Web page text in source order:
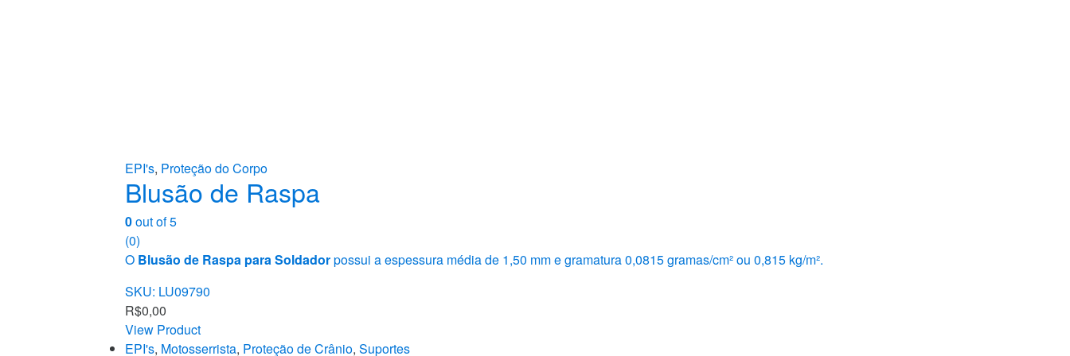
EPI's, Proteção do Corpo
Blusão de Raspa
0out of 5
(0)
O Blusão de Raspa para Soldadorpossui a espessura média de 1,50 mm e gramatura 0,0815 gramas/cm² ou 0,815 kg/m².
SKU: LU09790
R$0,00
View Product
EPI's, Motosserrista, Proteção de Crânio, Suportes